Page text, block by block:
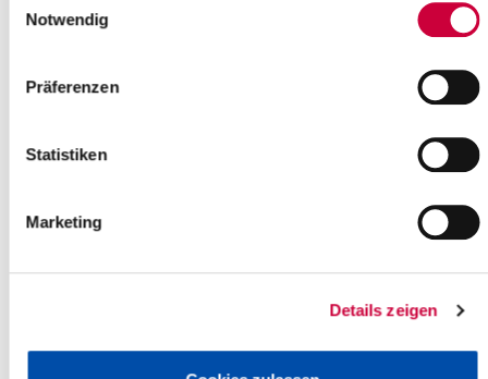
Notwendig
Präferenzen
Statistiken
Marketing
Details zeigen
17.02.21: Am Mittwoch, dem 24. Februar 2021, um 17.00 Uhr,
Wirtschaft
12.02.21: Der Ausschuss für Wirtschaft des Steinburger
Uhr. Sitzungsort ist der...